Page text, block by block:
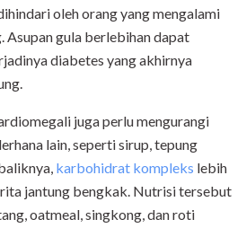
oleh orang yang mengalami
Asupan gula berlebihan dapat
diabetes yang akhirnya
juga perlu mengurangi
lain, seperti sirup, tepung
karbohidrat kompleks lebih
jantung bengkak. Nutrisi tersebut
oatmeal, singkong, dan roti